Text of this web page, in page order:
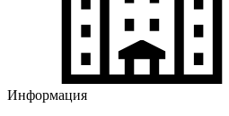
Информация